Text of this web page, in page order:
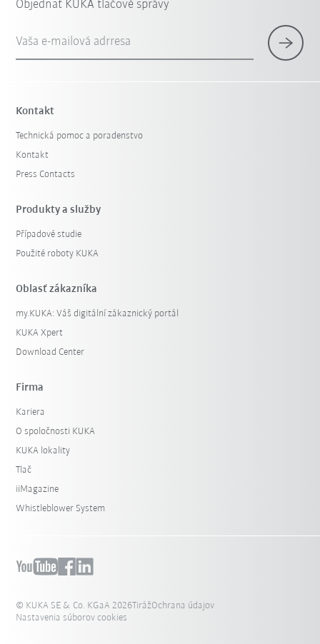
Objednať KUKA tlačové správy
Vaša e-mailová adrresa
Kontakt
Technická pomoc a poradenstvo
Kontakt
Press Contacts
Produkty a služby
Případové studie
Použité roboty KUKA
Oblasť zákazníka
my.KUKA: Váš digitální zákaznický portál
KUKA Xpert
Download Center
Firma
Kariera
O spoločnosti KUKA
KUKA lokality
Tlač
iiMagazine
Whistleblower System
© KUKA SE & Co. KGaA 2026TirážOchrana údajov
Nastavenia súborov cookies